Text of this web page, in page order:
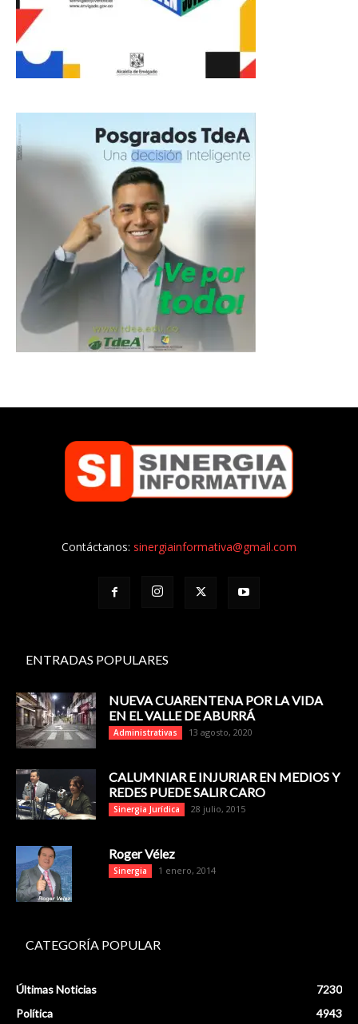
Contáctanos: sinergiainformativa@gmail.com
ENTRADAS POPULARES
NUEVA CUARENTENA POR LA VIDA
EN EL VALLE DE ABURRÁ
Administrativas 13 agosto, 2020
CALUMNIAR E INJURIAR EN MEDIOS Y
REDES PUEDE SALIR CARO
Sinergia Jurídica 28 julio, 2015
Roger Vélez
Sinergia 1 enero, 2014
CATEGORÍA POPULAR
Últimas Noticias
7230
Política
4943